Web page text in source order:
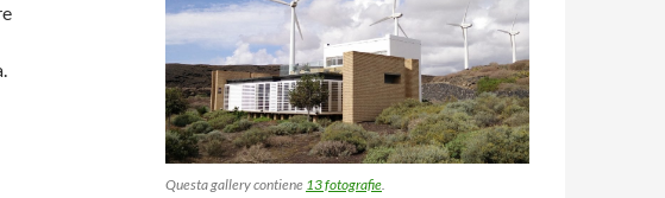
Questa gallery contiene 13 fotografie.